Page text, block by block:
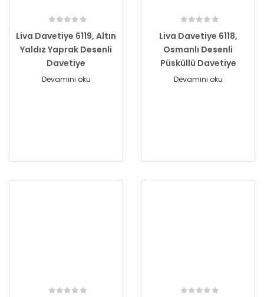
Liva Davetiye 6119, Altın
Yaldız Yaprak Desenli
Davetiye
Devamını oku
Liva Davetiye 6118,
Osmanlı Desenli
Püsküllü Davetiye
Devamını oku